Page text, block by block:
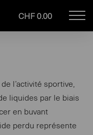
CHF 0.00
l’activité sportive,
liquides par le biais
en buvant
perdu représente